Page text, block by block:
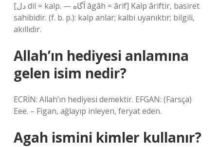
[دل dil = kalp. — آگاه âgâh = ârif] Kalp âriftir, basiret
sahibidir. (f. b. p.): kalp anlar; kalbi uyanıktır; bilgili,
akıllıdır.
Allah’ın hediyesi anlamına
gelen isim nedir?
ECRİN: Allah’ın hediyesi demektir. EFGAN: (Farsça)
Eee. – Figan, ağlayıp inleyen, feryat eden.
Agah ismini kimler kullanır?